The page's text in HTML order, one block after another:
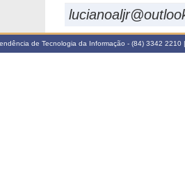
de Tecnologia da Informação - (84) 3342